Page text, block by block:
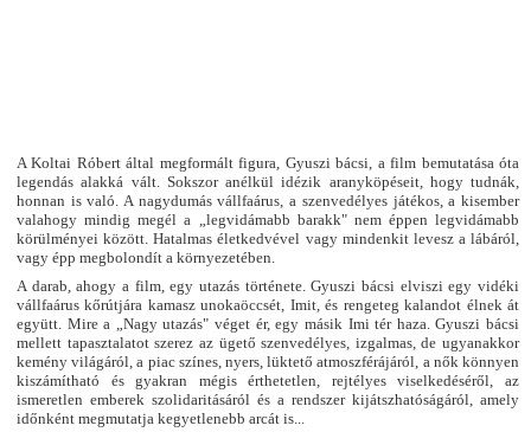
A Koltai Róbert által megformált figura, Gyuszi bácsi, a film bemutatása óta
legendás alakká vált. Sokszor anélkül idézik aranyköpéseit, hogy tudnák,
honnan is való. A nagydumás vállfaárus, a szenvedélyes játékos, a kisember
valahogy mindig megél a „legvidámabb barakk" nem éppen legvidámabb
körülményei között. Hatalmas életkedvével vagy mindenkit levesz a lábáról,
vagy épp megbolondít a környezetében.
A darab, ahogy a film, egy utazás története. Gyuszi bácsi elviszi egy vidéki
vállfaárus kőrútjára kamasz unokaöccsét, Imit, és rengeteg kalandot élnek át
együtt. Mire a „Nagy utazás" véget ér, egy másik Imi tér haza. Gyuszi bácsi
mellett tapasztalatot szerez az ügető szenvedélyes, izgalmas, de ugyanakkor
kemény világáról, a piac színes, nyers, lüktető atmoszférájáról, a nők könnyen
kiszámítható és gyakran mégis érthetetlen, rejtélyes viselkedéséről, az
ismeretlen emberek szolidaritásáról és a rendszer kijátszhatóságáról, amely
időnként megmutatja kegyetlenebb arcát is...